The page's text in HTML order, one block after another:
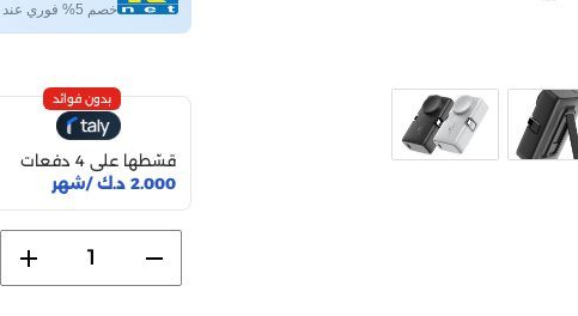
خصم 5% فوري عند الدفع عبر KNET
بدون فوائد
قسّطها على 4 دفعات
2.000 د.ك /شهر
remove
1
add